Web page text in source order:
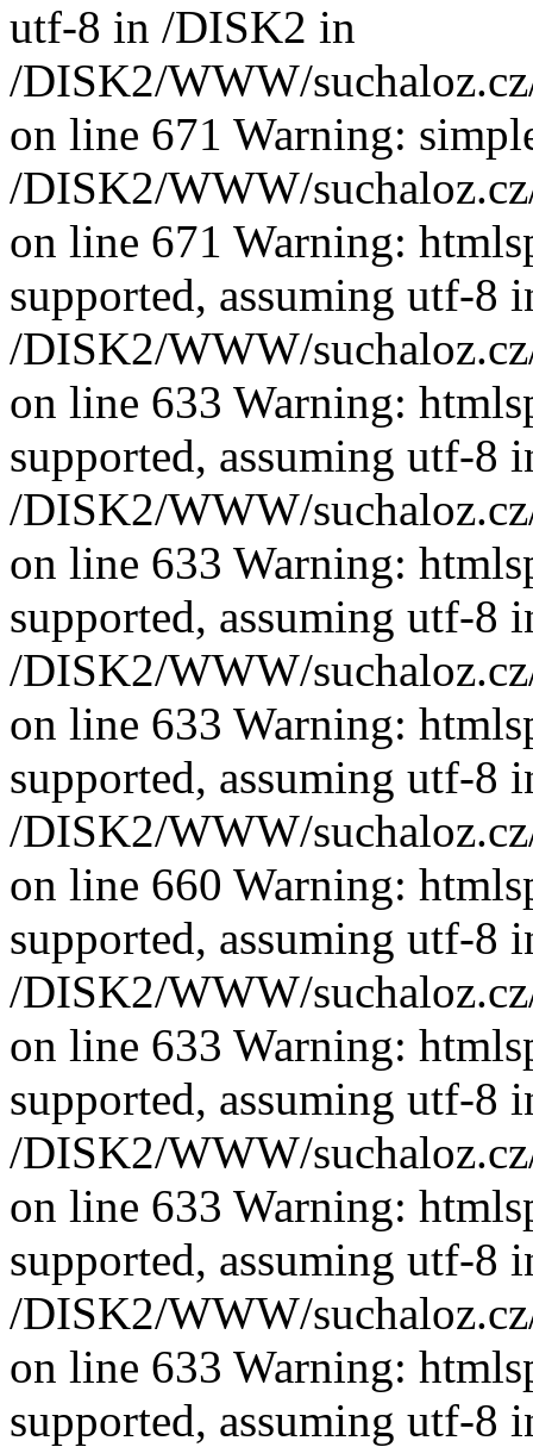
utf-8 in /DISK2 in
/DISK2/WWW/
on line 671 Warning:
/DISK2/WWW/
on line 671 Warning:
supported, assuming utf-8
/DISK2/WWW/
on line 633 Warning:
supported, assuming utf-8
/DISK2/WWW/
on line 633 Warning:
supported, assuming utf-8
/DISK2/WWW/
on line 633 Warning:
supported, assuming utf-8
/DISK2/WWW/
on line 660 Warning:
supported, assuming utf-8
/DISK2/WWW/
on line 633 Warning:
supported, assuming utf-8
/DISK2/WWW/
on line 633 Warning:
supported, assuming utf-8
/DISK2/WWW/
on line 633 Warning:
supported, assuming utf-8